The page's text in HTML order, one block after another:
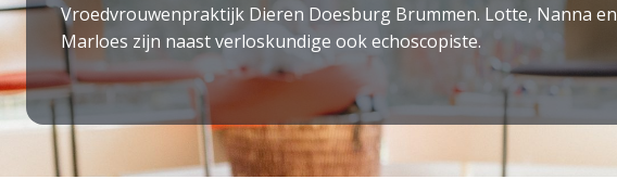
Vroedvrouwenpraktijk Dieren Doesburg Brummen. Lotte, Nanna en
Marloes zijn naast verloskundige ook echoscopiste.